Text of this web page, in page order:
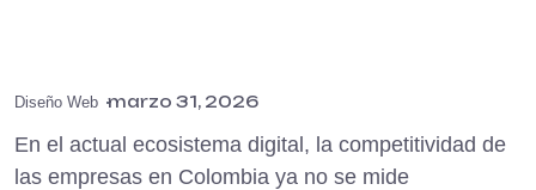
Diseño Web marzo 31, 2026
En el actual ecosistema digital, la competitividad de
las empresas en Colombia ya no se mide